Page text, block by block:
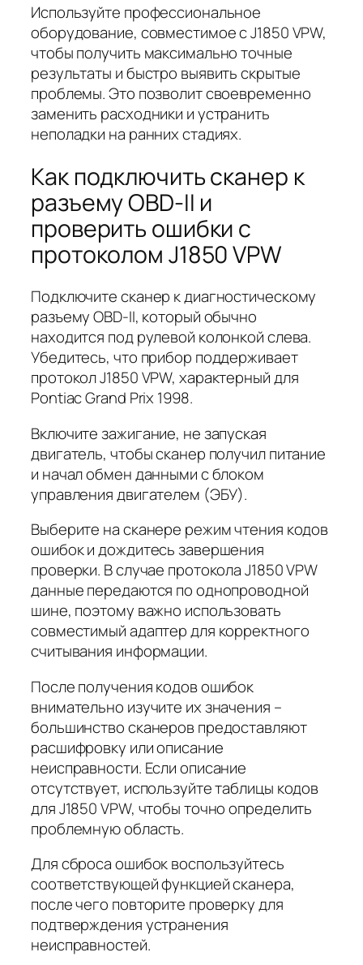
Используйте профессиональное
оборудование, совместимое с J1850 VPW,
чтобы получить максимально точные
результаты и быстро выявить скрытые
проблемы. Это позволит своевременно
заменить расходники и устранить
неполадки на ранних стадиях.
Как подключить сканер к
разъему OBD-II и
проверить ошибки с
протоколом J1850 VPW
Подключите сканер к диагностическому
разъему OBD-II, который обычно
находится под рулевой колонкой слева.
Убедитесь, что прибор поддерживает
протокол J1850 VPW, характерный для
Pontiac Grand Prix 1998.
Включите зажигание, не запуская
двигатель, чтобы сканер получил питание
и начал обмен данными с блоком
управления двигателем (ЭБУ).
Выберите на сканере режим чтения кодов
ошибок и дождитесь завершения
проверки. В случае протокола J1850 VPW
данные передаются по однопроводной
шине, поэтому важно использовать
совместимый адаптер для корректного
считывания информации.
После получения кодов ошибок
внимательно изучите их значения –
большинство сканеров предоставляют
расшифровку или описание
неисправности. Если описание
отсутствует, используйте таблицы кодов
для J1850 VPW, чтобы точно определить
проблемную область.
Для сброса ошибок воспользуйтесь
соответствующей функцией сканера,
после чего повторите проверку для
подтверждения устранения
неисправностей.